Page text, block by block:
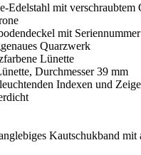
Edelstahl mit verschraubtem
mit Seriennummer
Quarzwerk
Lünette
Durchmesser 39 mm
Indexen und
Kautschukband mit